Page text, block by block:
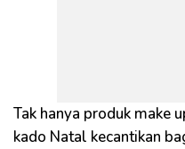
Tak hanya produk make
kado Natal kecantikan